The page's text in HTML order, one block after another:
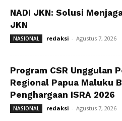
NADI JKN: Solusi
JKN
NASIONAL redaksi - Agustus 7, 2026
Program CSR Unggulan
Regional Papua Maluku
Penghargaan ISRA 2026
NASIONAL redaksi - Agustus 7, 2026